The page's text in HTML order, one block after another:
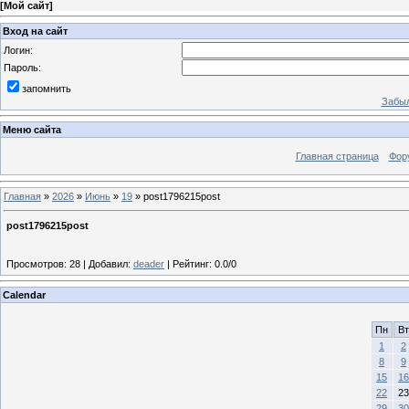
[Мой сайт]
Вход на сайт
Логин:
Пароль:
запомнить
Меню сайта
Главная страница
Главная » 2026 » Июнь » 19 » post1796215post
post1796215post
Просмотров: 28 | Добавил: deader | Рейтинг: 0.0/0
Calendar
Пн
Вт
1
2
8
9
15
16
22
23